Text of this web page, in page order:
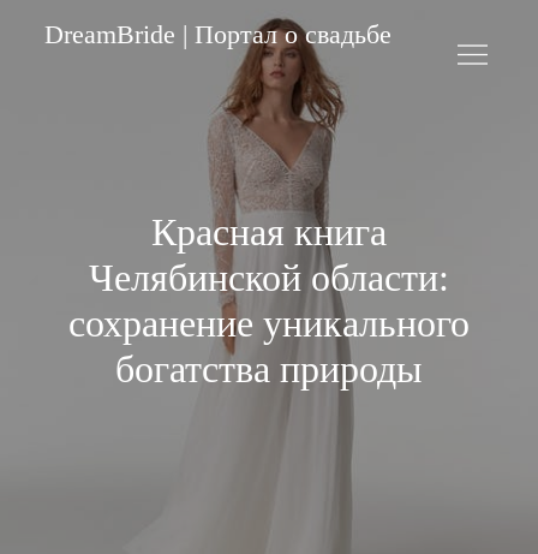
DreamBride | Портал о свадьбе
Красная книга
Челябинской области:
сохранение уникального
богатства природы